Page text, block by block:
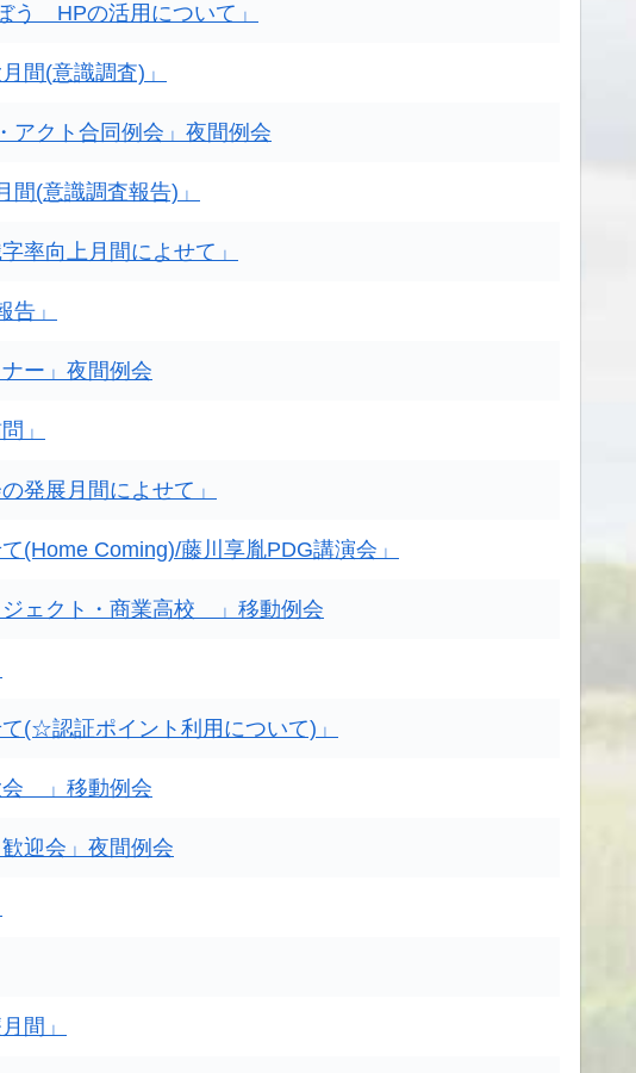
う HPの活用について」
間(意識調査)」
アクト合同例会」夜間例会
(意識調査報告)」
率向上月間によせて」
」
ー」夜間例会
」
発展月間によせて」
(Home Coming)/藤川享胤PDG講演会」
ェクト・商業高校 」移動例会
(☆認証ポイント利用について)」
会 」移動例会
迎会」夜間例会
間」